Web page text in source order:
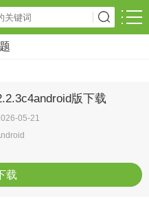
版下载
05-21
载